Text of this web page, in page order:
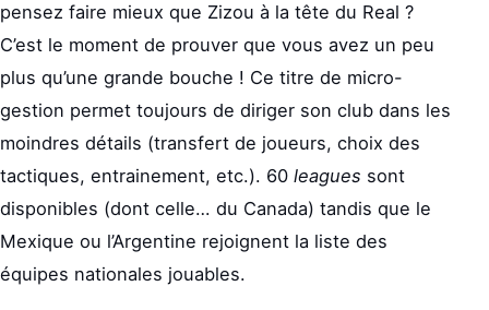
pensez faire mieux que Zizou à la tête du Real ?
C’est le moment de prouver que vous avez un peu
plus qu’une grande bouche ! Ce titre de micro-
gestion permet toujours de diriger son club dans les
moindres détails (transfert de joueurs, choix des
tactiques, entrainement, etc.). 60 leagues sont
disponibles (dont celle… du Canada) tandis que le
Mexique ou l’Argentine rejoignent la liste des
équipes nationales jouables.